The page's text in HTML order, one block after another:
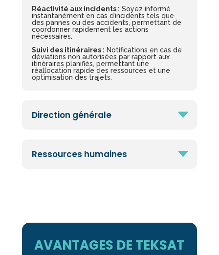
Réactivité aux incidents : Soyez informé
instantanément en cas d’incidents tels que
des pannes ou des accidents, permettant de
coordonner rapidement les actions
nécessaires.
Suivi des itinéraires : Notifications en cas de
déviations non autorisées par rapport aux
itinéraires planifiés, permettant une
réallocation rapide des ressources et une
optimisation des trajets.
Direction générale
Ressources humaines
AVANTAGES DE TEKSAT